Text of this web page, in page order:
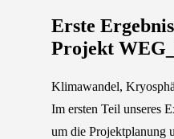
Erste
Projekt
Klimawandel,
Im ersten Teil unseres
um die Projektplanung